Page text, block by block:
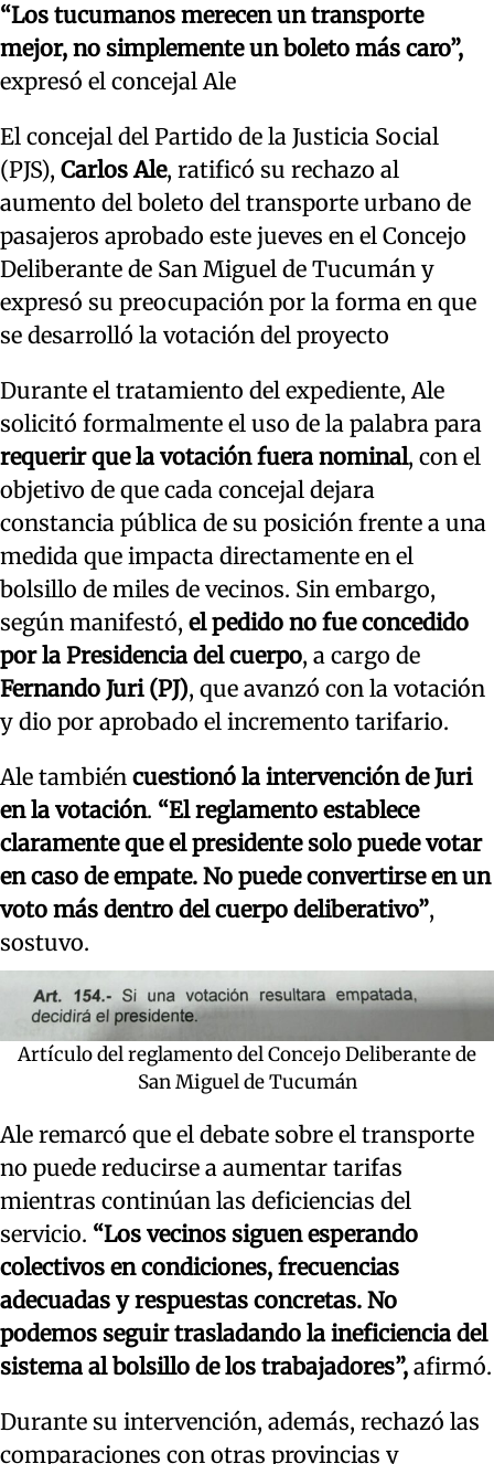
“Los tucumanos merecen un transporte
mejor, no simplemente un boleto más caro”,
expresó el concejal Ale
El concejal del Partido de la Justicia Social
(PJS), Carlos Ale, ratificó su rechazo al
aumento del boleto del transporte urbano de
pasajeros aprobado este jueves en el Concejo
Deliberante de San Miguel de Tucumán y
expresó su preocupación por la forma en que
se desarrolló la votación del proyecto
Durante el tratamiento del expediente, Ale
solicitó formalmente el uso de la palabra para
requerir que la votación fuera nominal, con el
objetivo de que cada concejal dejara
constancia pública de su posición frente a una
medida que impacta directamente en el
bolsillo de miles de vecinos. Sin embargo,
según manifestó, el pedido no fue concedido
por la Presidencia del cuerpo, a cargo de
Fernando Juri (PJ), que avanzó con la votación
y dio por aprobado el incremento tarifario.
Ale también cuestionó la intervención de Juri
en la votación. “El reglamento establece
claramente que el presidente solo puede votar
en caso de empate. No puede convertirse en un
voto más dentro del cuerpo deliberativo”,
sostuvo.
Artículo del reglamento del Concejo Deliberante de
San Miguel de Tucumán
Ale remarcó que el debate sobre el transporte
no puede reducirse a aumentar tarifas
mientras continúan las deficiencias del
servicio. “Los vecinos siguen esperando
colectivos en condiciones, frecuencias
adecuadas y respuestas concretas. No
podemos seguir trasladando la ineficiencia del
sistema al bolsillo de los trabajadores”, afirmó.
Durante su intervención, además, rechazó las
comparaciones con otras provincias y